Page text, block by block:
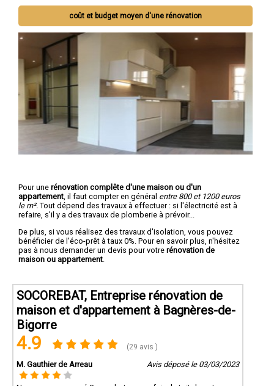
coût et budget moyen d'une rénovation
Pour une rénovation complête d'une maison ou d'un
appartement , il faut compter en général entre 800 et 1200 euros
le m². Tout dépend des travaux à effectuer : si l'électricité est à
refaire, s'il y a des travaux de plomberie à prévoir...
De plus, si vous réalisez des travaux d'isolation, vous pouvez
bénéficier de l'éco-prêt à taux 0%. Pour en savoir plus, n'hésitez
pas à nous demander un devis pour votre rénovation de
maison ou appartement
SOCOREBAT, Entreprise rénovation de
maison et d'appartement à Bagnères-de-
Bigorre
4.9 (29 avis )
M. Gauthier de Arreau Avis déposé le 03/03/2023